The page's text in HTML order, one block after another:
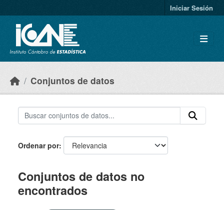
Iniciar Sesión
Conjuntos de datos
Ordenar por
Conjuntos de datos no
encontrados